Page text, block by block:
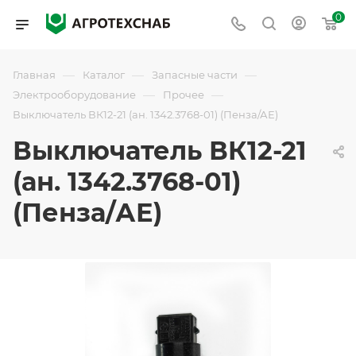
0
Главная — Каталог — Запасные части —
Электрооборудование — Прочее —
Выключатель ВК12-21 (ан. 1342.3768-01) (Пенза/АЕ)
Выключатель ВК12-21
(ан. 1342.3768-01)
(Пенза/АЕ)